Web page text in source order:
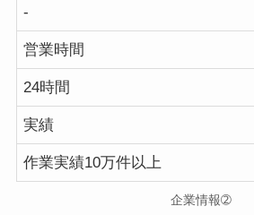
-
営業時間
24時間
実績
作業実績10万件以上
企業情報➁